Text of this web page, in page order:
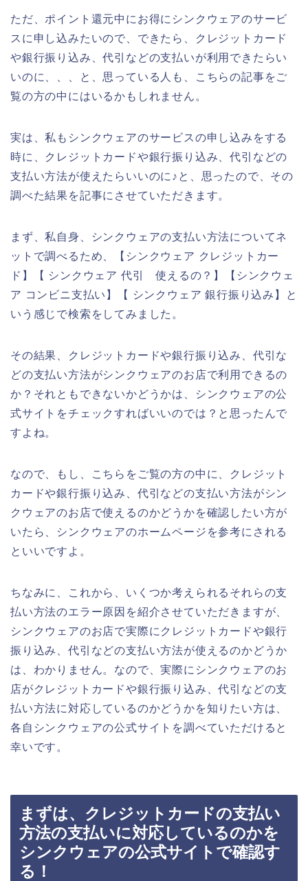
ただ、ポイント還元中にお得にシンクウェアのサービ
スに申し込みたいので、できたら、クレジットカード
や銀行振り込み、代引などの支払いが利用できたらい
いのに、、、と、思っている人も、こちらの記事をご
覧の方の中にはいるかもしれません。
実は、私もシンクウェアのサービスの申し込みをする
時に、クレジットカードや銀行振り込み、代引などの
支払い方法が使えたらいいのに♪と、思ったので、その
調べた結果を記事にさせていただきます。
まず、私自身、シンクウェアの支払い方法についてネ
ットで調べるため、【シンクウェア クレジットカー
ド】【 シンクウェア 代引 使えるの？】【シンクウェ
ア コンビニ支払い】【 シンクウェア 銀行振り込み】と
いう感じで検索をしてみました。
その結果、クレジットカードや銀行振り込み、代引な
どの支払い方法がシンクウェアのお店で利用できるの
か？それともできないかどうかは、シンクウェアの公
式サイトをチェックすればいいのでは？と思ったんで
すよね。
なので、もし、こちらをご覧の方の中に、クレジット
カードや銀行振り込み、代引などの支払い方法がシン
クウェアのお店で使えるのかどうかを確認したい方が
いたら、シンクウェアのホームページを参考にされる
といいですよ。
ちなみに、これから、いくつか考えられるそれらの支
払い方法のエラー原因を紹介させていただきますが、
シンクウェアのお店で実際にクレジットカードや銀行
振り込み、代引などの支払い方法が使えるのかどうか
は、わかりません。なので、実際にシンクウェアのお
店がクレジットカードや銀行振り込み、代引などの支
払い方法に対応しているのかどうかを知りたい方は、
各自シンクウェアの公式サイトを調べていただけると
幸いです。
まずは、クレジットカードの支払い
方法の支払いに対応しているのかを
シンクウェアの公式サイトで確認す
る！